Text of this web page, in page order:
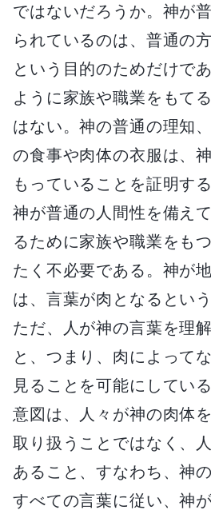
ではないだろうか。神が
られているのは、普通の
という目的のためだけで
ように家族や職業をもて
はない。神の普通の理知
の食事や肉体の衣服は、
もっていることを証明す
神が普通の人間性を備え
るために家族や職業をも
たく不必要である。神が
は、言葉が肉となるとい
ただ、人が神の言葉を理
と、つまり、肉によって
見ることを可能にしてい
意図は、人々が神の肉体
取り扱うことではなく、
あること、すなわち、神
すべての言葉に従い、神